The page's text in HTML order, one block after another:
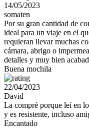
14/05/2023
somaten
Por su gran cantidad de
ideal para un viaje en el
requieran llevar muchas
cámara, abrigo o
detalles y muy bien
Buena mochila
22/04/2023
David
La compré porque leí en
y es resistente, incluso
Encantado